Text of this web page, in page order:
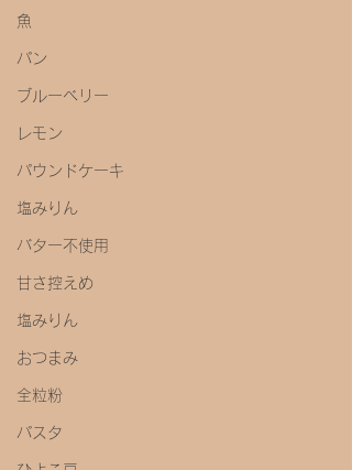
魚
パン
ブルーベリー
レモン
パウンドケーキ
塩みりん
バター不使用
甘さ控えめ
塩みりん
おつまみ
全粒粉
パスタ